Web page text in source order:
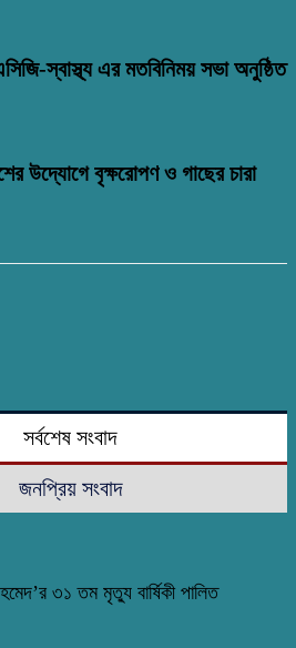
স্বাস্থ্য এর মতবিনিময় সভা অনুষ্ঠিত
উদ্যোগে বৃক্ষরোপণ ও গাছের চারা
সর্বশেষ সংবাদ
জনপ্রিয় সংবাদ
৩১ তম মৃত্যু বার্ষিকী পালিত